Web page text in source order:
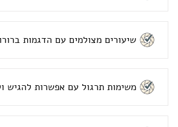
שיעורים מצולמים עם הדגמות
משימות תרגול עם אפשרות להגיש